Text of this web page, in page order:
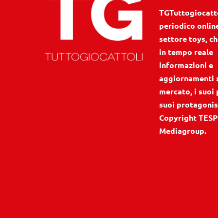
periodico
settore toys,
in tempo reale
informazioni e
aggiornamenti
mercato, i
suoi
Copyright
Mediagroup.